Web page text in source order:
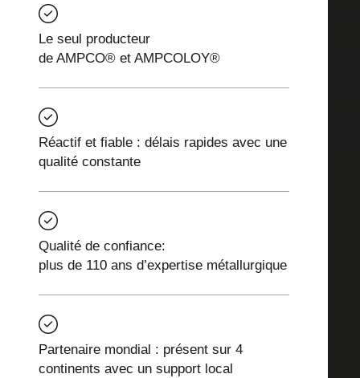
Le seul producteur
de AMPCO® et AMPCOLOY®
Réactif et fiable : délais rapides avec une
qualité constante
Qualité de confiance:
plus de 110 ans d’expertise métallurgique
Partenaire mondial : présent sur 4
continents avec un support local